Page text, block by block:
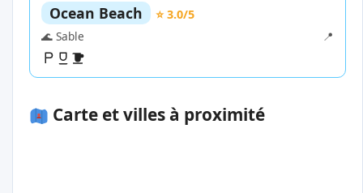
Ocean Beach
⭐ 3.0/5
🌊 Sable
📍
Carte et villes à proximité